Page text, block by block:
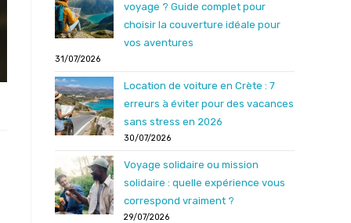
voyage ? Guide complet pour
choisir la couverture idéale pour
vos aventures
31/07/2026
Location de voiture en Crète : 7
erreurs à éviter pour des vacances
sans stress en 2026
30/07/2026
Voyage solidaire ou mission
solidaire : quelle expérience vous
correspond vraiment ?
29/07/2026